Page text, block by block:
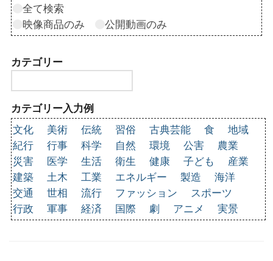
全て検索
映像商品のみ
公開動画のみ
カテゴリー
カテゴリー入力例
文化
美術 伝統 習俗 古典芸能 食
地域
紀行
行事 科学 自然 環境 公害
農業
災害
医学 生活 衛生 健康 子ども
産業
建築
土木 工業 エネルギー 製造
海洋
交通
世相 流行 ファッション
スポーツ
行政
軍事 経済 国際 劇 アニメ 実景